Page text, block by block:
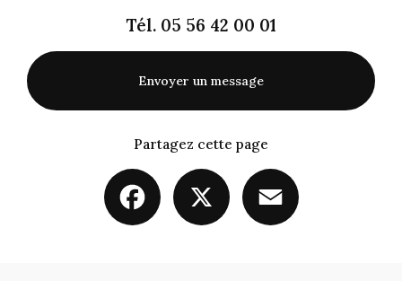
Tél. 05 56 42 00 01
Envoyer un message
Partagez cette page
Facebook